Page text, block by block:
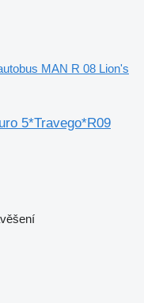
MAN R 08 Lion's
5*Travego*R09